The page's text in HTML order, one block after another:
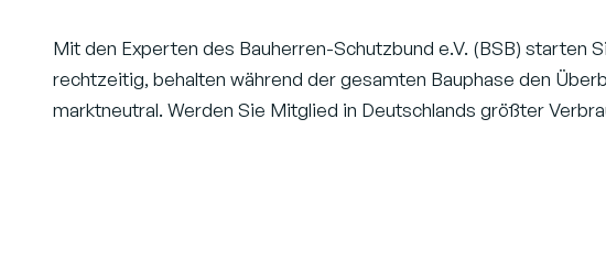
Mit den Experten des Bauherren-Schutzbund e.V. (BSB) starten
rechtzeitig, behalten während der gesamten Bauphase den
marktneutral. Werden Sie Mitglied in Deutschlands größter